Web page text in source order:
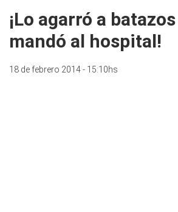
¡Lo agarró a
mandó al hospital!
18 de febrero 2014 - 15:10hs